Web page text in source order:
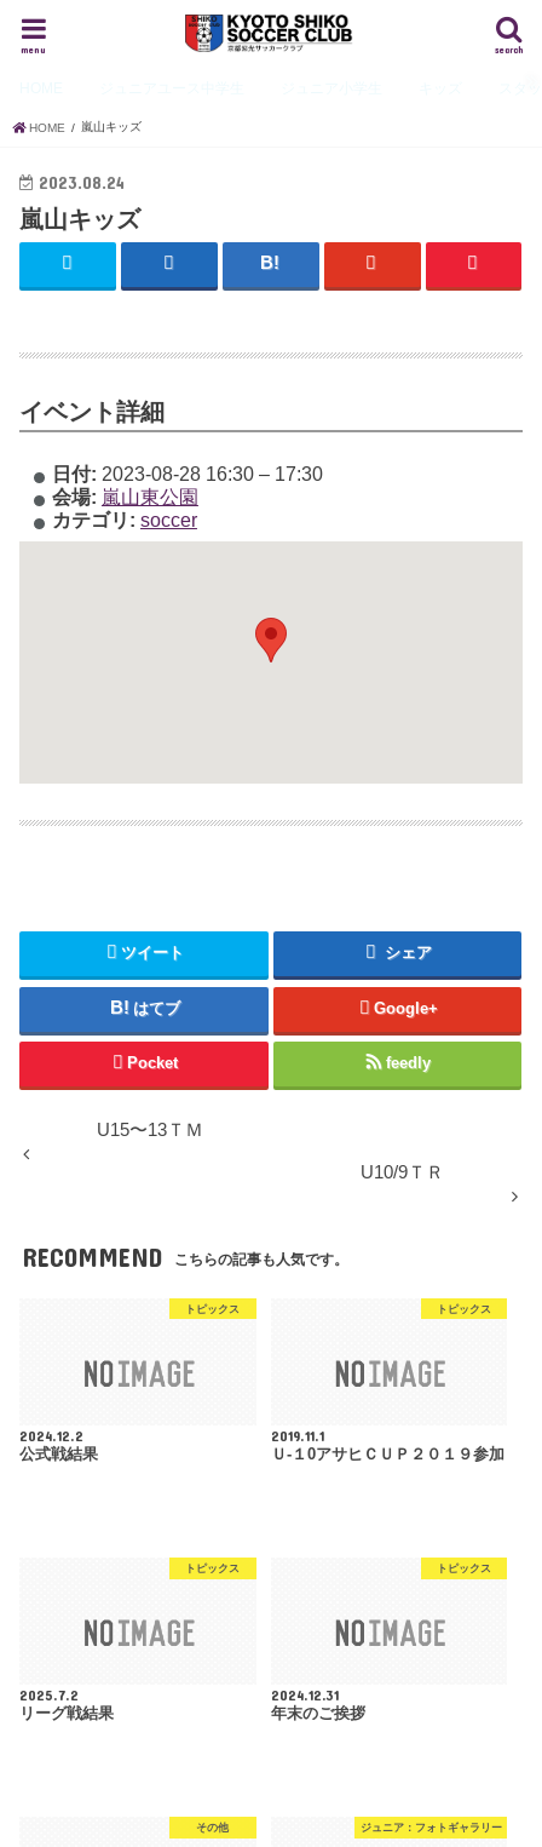
search
menu
HOME 嵐山キッズ
2023.08.24
嵐山キッズ
イベント詳細
日付: 2023-08-28 16:30– 17:30
会場: 嵐山東公園
カテゴリ: soccer
ツイート シェア
はてブ Google+
Pocket feedly
U15〜13ＴＭ
U10/9ＴＲ
RECOMMEND こちらの記事も人気です。
トピックス
2024.12.2
公式戦結果
トピックス
2019.11.1
Ｕ-１0アサヒＣＵＰ２０１９参加
トピックス
2025.7.2
リーグ戦結果
トピックス
2024.12.31
年末のご挨拶
その他 ジュニア：フォトギャラリー